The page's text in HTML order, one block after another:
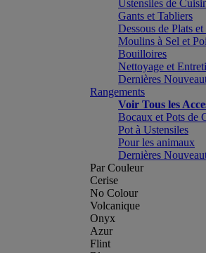
Ustensiles de
Gants et Tabliers
Dessous de Plats
Moulins à Sel et
Bouilloires
Nettoyage et
Dernières
Rangements
Voir Tous les
Bocaux et Pots de
Pot à Ustensiles
Pour les animaux
Dernières
Par Couleur
Cerise
No Colour
Volcanique
Onyx
Azur
Flint